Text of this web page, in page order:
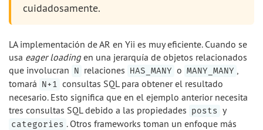
cuidadosamente.
LA implementación de AR en Yii es muy eficiente. Cuando se
usa eager loadingen una jerarquía de objetos relacionados
que involucran N relaciones HAS_MANY o MANY_MANY
tomará N+1 consultas SQL para obtener el resultado
necesario. Esto significa que en el ejemplo anterior necesita
tres consultas SQL debido a las propiedades posts y
categories . Otros frameworks toman un enfoque más